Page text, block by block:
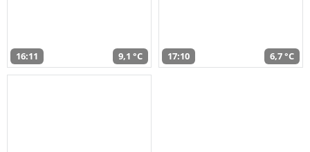
16:11 9,1 °C 17:10 6,7 °C